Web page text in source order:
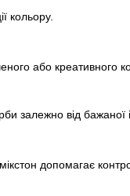
кольору.
або креативного
залежно від бажаної
допомагає